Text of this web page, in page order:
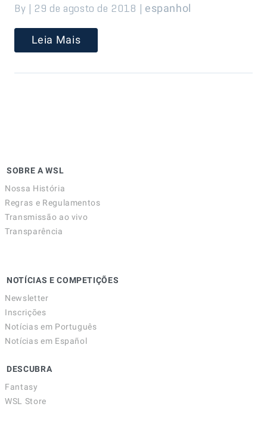
By | 29 de agosto de 2018 | espanhol
Leia Mais
SOBRE A WSL
Nossa História
Regras e Regulamentos
Transmissão ao vivo
Transparência
NOTÍCIAS E COMPETIÇÕES
Newsletter
Inscrições
Notícias em Português
Notícias em Español
DESCUBRA
Fantasy
WSL Store